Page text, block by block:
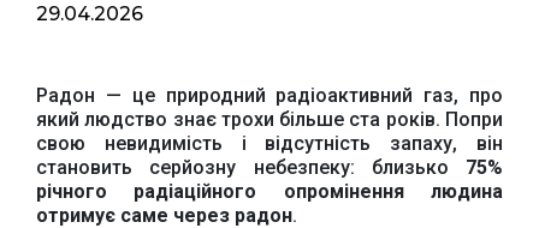
29.04.2026
Радон — це природний радіоактивний газ, про
який людство знає трохи більше ста років. Попри
свою невидимість і відсутність запаху, він
становить серйозну небезпеку: близько 75%
річного радіаційного опромінення людина
отримує саме через радон.